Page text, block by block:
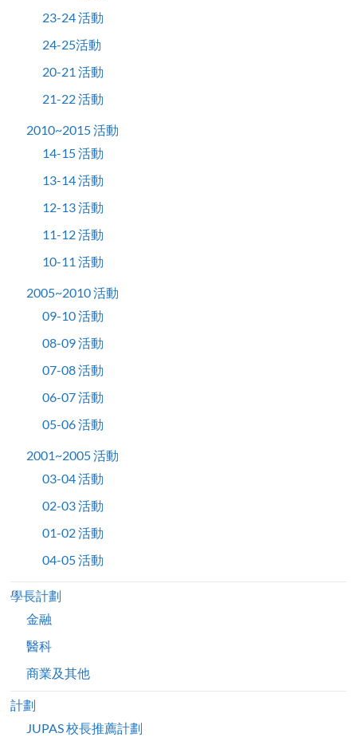
23-24 活動
24-25活動
20-21 活動
21-22 活動
2010~2015 活動
14-15 活動
13-14 活動
12-13 活動
11-12 活動
10-11 活動
2005~2010 活動
09-10 活動
08-09 活動
07-08 活動
06-07 活動
05-06 活動
2001~2005 活動
03-04 活動
02-03 活動
01-02 活動
04-05 活動
學長計劃
金融
醫科
商業及其他
計劃
JUPAS 校長推薦計劃